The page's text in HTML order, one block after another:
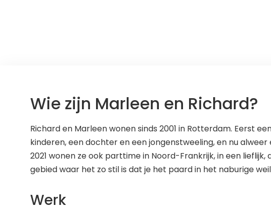
Wie zijn Marleen en Richard?
Richard en Marleen wonen sinds 2001 in Rotterdam. Eerst
kinderen, een dochter en een jongenstweeling, en nu alweer
2021 wonen ze ook parttime in Noord-Frankrijk, in een
gebied waar het zo stil is dat je het paard in het naburige
Werk